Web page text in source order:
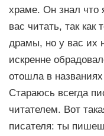
храме. Он знал что
вас читать, так как
драмы, но у вас их
искренне
отошла в названиях
Стараюсь всегда
читателем. Вот
писателя: ты